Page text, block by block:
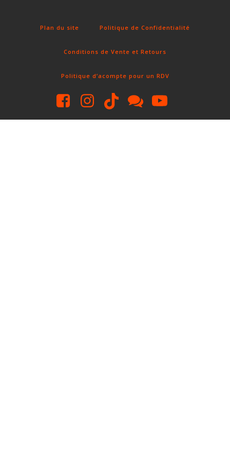
Plan du site Politique de Confidentialité
Conditions de Vente et Retours
Politique d’acompte pour un RDV